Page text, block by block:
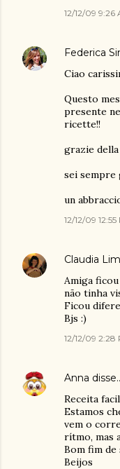
12/12/09 9:26
Federica
Ciao
Questo
presente
ricette!!
grazie
sei sempre
un
12/12/09 12:55
Claudia
Amiga
não tinha
Ficou
Bjs :)
12/12/09 2:28
Anna
Receita
Estamos
vem o
rítmo, mas
Bom fim de
Beijos